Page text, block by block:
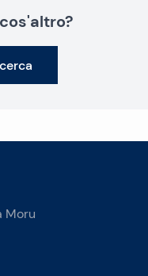
Moru